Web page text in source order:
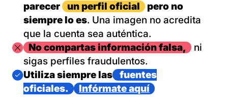
parecer
un perfil oficial
pero no
siempre lo es. Una imagen no acredita
que la cuenta sea auténtica.
ImagenNo compartas información falsa,
ni
sigas perfiles fraudulentos.
Imagen
Utiliza siempre las
fuentes
oficiales.
Infórmate aquí